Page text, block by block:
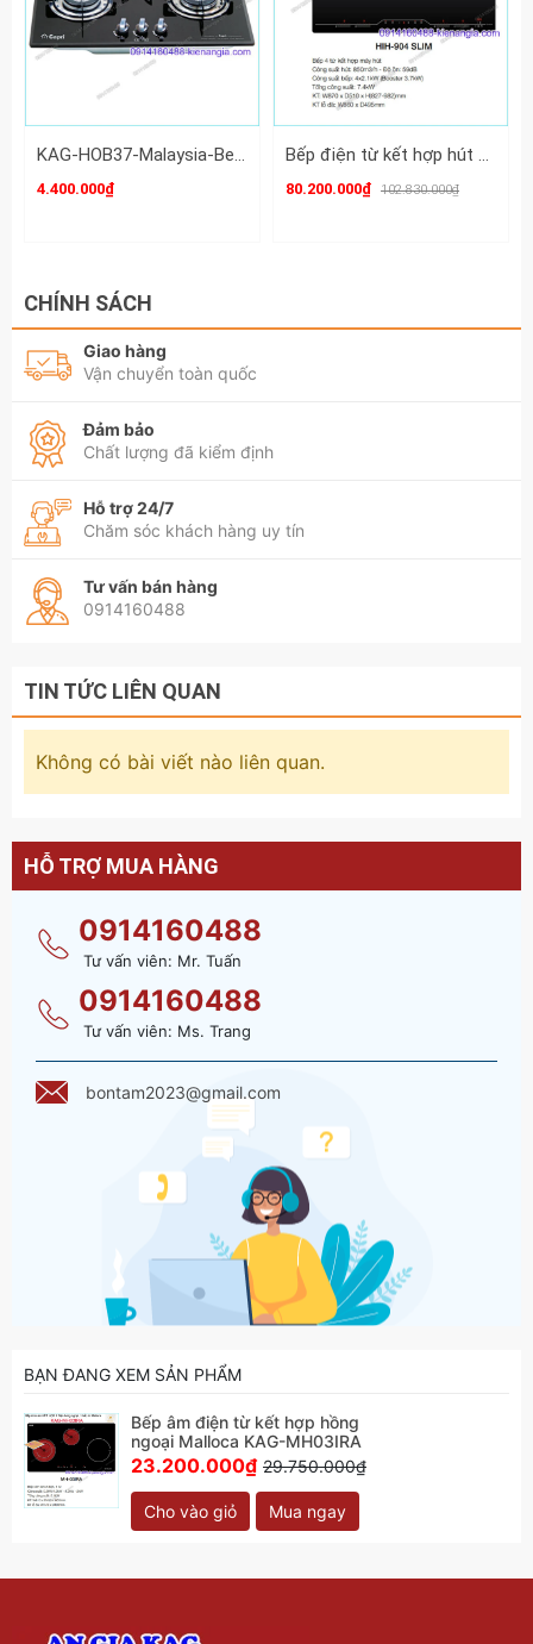
KAG-HOB37-Malaysia-Bep-gas-am-kinh-3-bep-hanh-phuc-Malaysia-KAG-HOB37-Malaysia
4.400.000₫
Bếp điện từ kết hợp hút khử mùi MALLOCA KAG-HIH904-SLIM
80.200.000₫ 102.830.000₫
CHÍNH SÁCH
Giao hàng
Vận chuyển toàn quốc
Đảm bảo
Chất lượng đã kiểm định
Hỗ trợ 24/7
Chăm sóc khách hàng uy tín
Tư vấn bán hàng
0914160488
TIN TỨC LIÊN QUAN
Không có bài viết nào liên quan.
HỖ TRỢ MUA HÀNG
0914160488
Tư vấn viên: Mr. Tuấn
0914160488
Tư vấn viên: Ms. Trang
bontam2023@gmail.com
BẠN ĐANG XEM SẢN PHẨM
Bếp âm điện từ kết hợp hồng
ngoại Malloca KAG-MH03IRA
23.200.000₫ 29.750.000₫
Cho vào giỏ Mua ngay